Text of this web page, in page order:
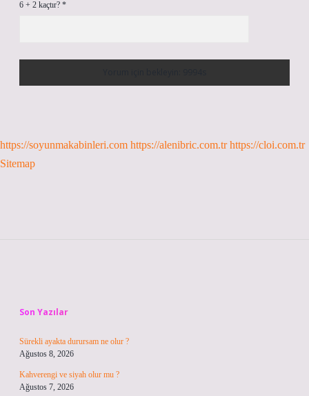
6 + 2 kaçtır? *
https://soyunmakabinleri.com https://alenibric.com.tr https://cloi.com.tr
Sitemap
Son Yazılar
Sürekli ayakta durursam ne olur ?
Ağustos 8, 2026
Kahverengi ve siyah olur mu ?
Ağustos 7, 2026